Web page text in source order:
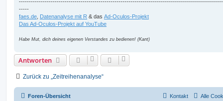
-----
faes.de Datenanalyse mit R & das Ad-Oculos-Projekt
Das Ad-Oculos-Projekt auf YouTube
Habe Mut, dich deines eigenen Verstandes zu bedienen! (Kant)
Antworten
Zurück zu „Zeitreihenanalyse“
Foren-Übersicht Alle
Kontakt